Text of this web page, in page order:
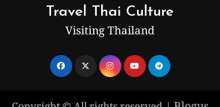
Travel Thai Culture
Visiting Thailand